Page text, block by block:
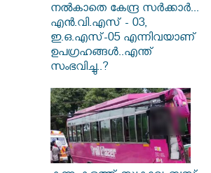
നൽകാതെ കേന്ദ്ര സർക്കാർ...
എൻ.വി.എസ് - 03,
ഇ.ഒ.എസ്-05 എന്നിവയാണ്
ഉപഗ്രഹങ്ങൾ..എന്ത്
സംഭവിച്ചു..?